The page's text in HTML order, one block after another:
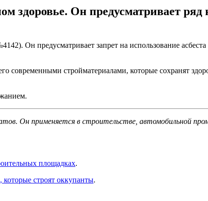
здоровье. Он предусматривает ряд
Он предусматривает запрет на использование
современными стройматериалами, которые сохранят
Он применяется в строительстве, автомобильной
площадках.
которые строят оккупанты.